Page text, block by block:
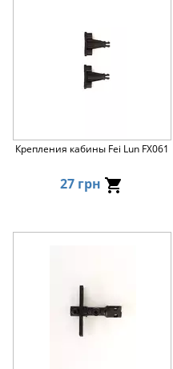
Крепления кабины Fei Lun FX061
27 грн